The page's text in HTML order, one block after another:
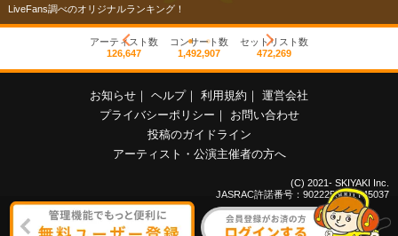
LiveFans調べのオリジナルランキング！
アーティスト数
126,647
コンサート数
1,492,907
セットリスト数
472,269
お知らせ ｜ ヘルプ｜ 利用規約 ｜ 運営会社
プライバシーポリシー ｜
お問い合わせ
投稿のガイドライン
アーティスト・公演主催者の方へ
(C) 2021- SKIYAKI Inc.
JASRAC許諾番号：9022255001Y45037